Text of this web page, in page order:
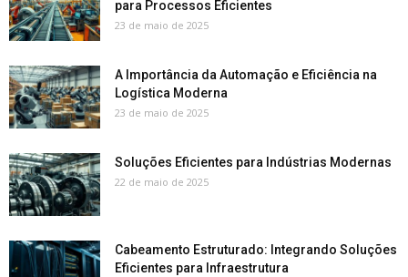
para Processos Eficientes
23 de maio de 2025
A Importância da Automação e Eficiência na
Logística Moderna
23 de maio de 2025
Soluções Eficientes para Indústrias Modernas
22 de maio de 2025
Cabeamento Estruturado: Integrando Soluções
Eficientes para Infraestrutura